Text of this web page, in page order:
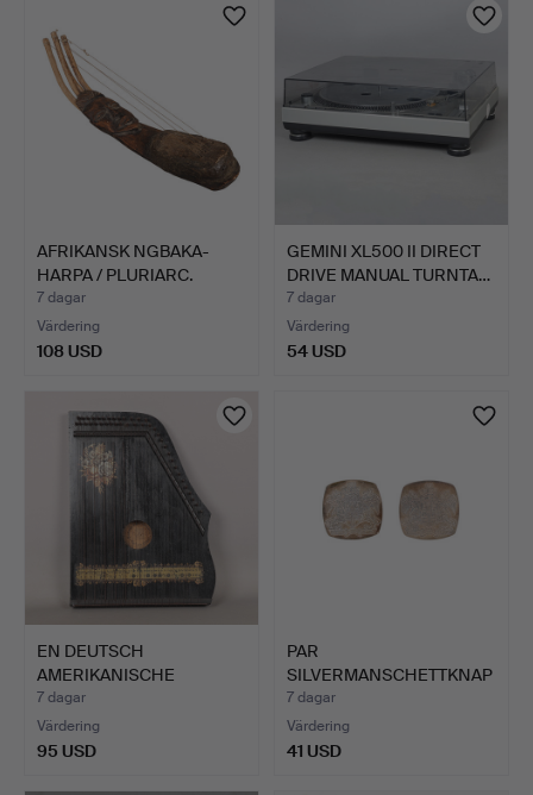
AFRIKANSK NGBAKA-
HARPA / PLURIARC.
7 dagar
Värdering
108 USD
GEMINI XL500 II DIRECT
DRIVE MANUAL TURNTA…
7 dagar
Värdering
54 USD
EN DEUTSCH
AMERIKANISCHE
GUITARR ZITHER.
7 dagar
Värdering
95 USD
PAR
SILVERMANSCHETTKNAP
PAR MED HERALDISKA …
7 dagar
Värdering
41 USD